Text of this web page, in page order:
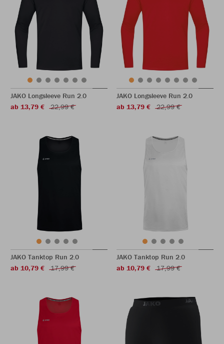
JAKO Longsleeve Run 2.0
ab 13,79 €
22,99 €
JAKO Longsleeve Run 2.0
ab 13,79 €
22,99 €
JAKO Tanktop Run 2.0
ab 10,79 €
17,99 €
JAKO Tanktop Run 2.0
ab 10,79 €
17,99 €